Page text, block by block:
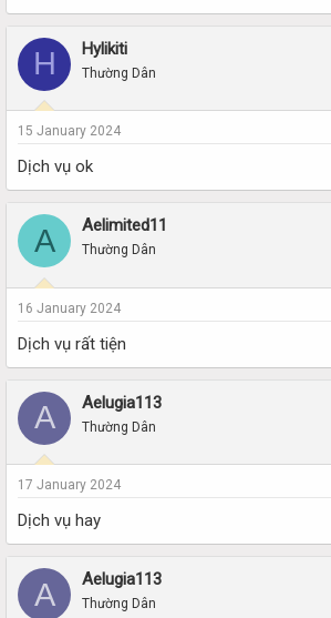
H Hylikiti
Thường Dân
15 January 2024
Dịch vụ ok
A Aelimited11
Thường Dân
16 January 2024
Dịch vụ rất tiện
A Aelugia113
Thường Dân
17 January 2024
Dịch vụ hay
A Aelugia113
Thường Dân